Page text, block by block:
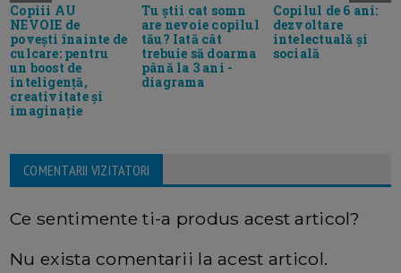
Copiii AU
NEVOIE de
povești înainte de
culcare: pentru
un boost de
inteligență,
creativitate și
imaginație
Tu știi cat somn
are nevoie copilul
tău? Iată cât
trebuie să doarma
până la 3 ani -
diagrama
Copilul de 6 ani:
dezvoltare
intelectuală și
socială
COMENTARII VIZITATORI
Ce sentimente ti-a produs acest articol?
Nu exista comentarii la acest articol.